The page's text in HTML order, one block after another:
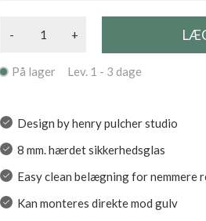
- +
På lager Lev. 1 - 3 dage
Design by henry pulcher studio
8 mm. hærdet sikkerhedsglas
Easy clean belægning for nemmere
Kan monteres direkte mod gulv